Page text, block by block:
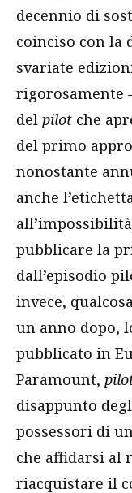
decennio di
coinciso con la
svariate
rigorosamente
del pilot che
del primo
nonostante
anche
pubblicare la
dall’episodio
invece,
un anno dopo,
pubblicato in
Paramount,
disappunto
possessori di
che affidarsi al
riacquistare il